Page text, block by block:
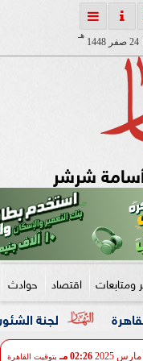
24 صفر 1448
هـ
شرشر
ومتابعات اقتصاد حوادث
لجنة الشئون العربية
02:26 مـ بتوقيت القاهرة